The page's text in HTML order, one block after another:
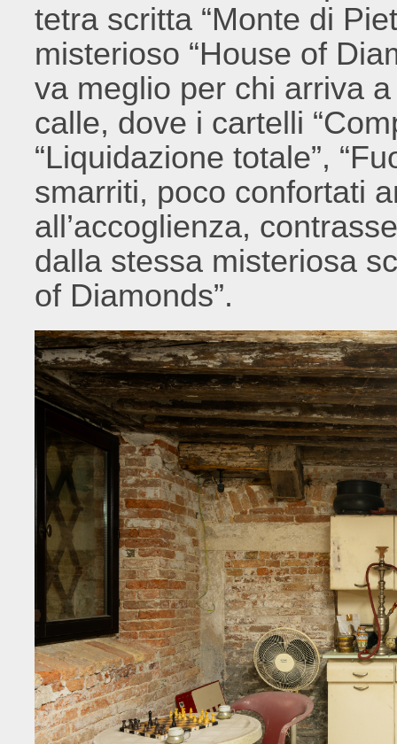
tetra scritta “Monte di
misterioso “House of
va meglio per chi arriva
calle, dove i cartelli
“Liquidazione totale”,
smarriti, poco confortati
all’accoglienza,
dalla stessa misteriosa
of Diamonds”.